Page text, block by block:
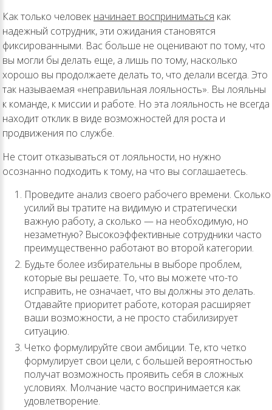
Как только человек начинает восприниматься как
надежный сотрудник, эти ожидания становятся
фиксированными. Вас больше не оценивают по тому, что
вы могли бы делать еще, а лишь по тому, насколько
хорошо вы продолжаете делать то, что делали всегда. Это
так называемая «неправильная лояльность». Вы лояльны
к команде, к миссии и работе. Но эта лояльность не всегда
находит отклик в виде возможностей для роста и
продвижения по службе.
Не стоит отказываться от лояльности, но нужно
осознанно подходить к тому, на что вы соглашаетесь.
Проведите анализ своего рабочего времени. Сколько
усилий вы тратите на видимую и стратегически
важную работу, а сколько — на необходимую, но
незаметную? Высокоэффективные сотрудники часто
преимущественно работают во второй категории.
Будьте более избирательны в выборе проблем,
которые вы решаете. То, что вы можете что-то
исправить, не означает, что вы должны это делать.
Отдавайте приоритет работе, которая расширяет
ваши возможности, а не просто стабилизирует
ситуацию.
Четко формулируйте свои амбиции. Те, кто четко
формулирует свои цели, с большей вероятностью
получат возможность проявить себя в сложных
условиях. Молчание часто воспринимается как
удовлетворение.